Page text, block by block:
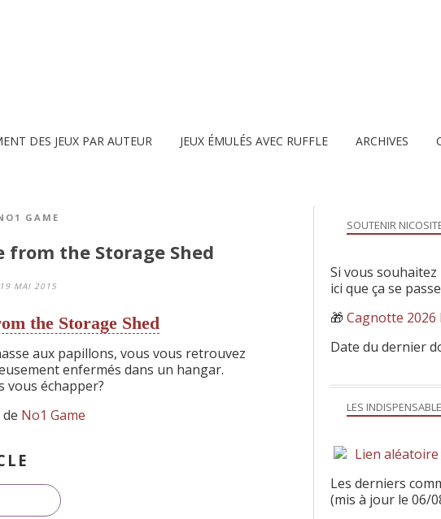
DES JEUX PAR AUTEUR JEUX ÉMULÉS AVEC RUFFLE ARCHIVES
GAME
from the Storage Shed
19 MAI 2015
the Storage Shed
aux papillons, vous vous retrouvez
enfermés dans un hangar.
vous échapper?
No1 Game LES
Lien aléatoire
Les derniers
(mis à jour le 06/
SOUTENIR
Si vous
ici que ça se
🎁 Cagnotte 2026
Date du dernier